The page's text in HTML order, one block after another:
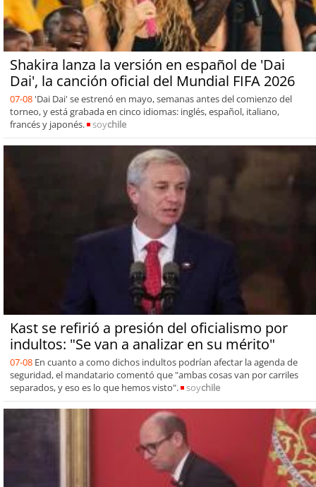
Shakira lanza la versión en español de 'Dai
Dai', la canción oficial del Mundial FIFA 2026
07-08 'Dai Dai' se estrenó en mayo, semanas antes del comienzo del
torneo, y está grabada en cinco idiomas: inglés, español, italiano,
francés y japonés.
soychile
Kast se refirió a presión del oficialismo por
indultos: "Se van a analizar en su mérito"
07-08 En cuanto a como dichos indultos podrían afectar la agenda de
seguridad, el mandatario comentó que "ambas cosas van por carriles
separados, y eso es lo que hemos visto".
soychile